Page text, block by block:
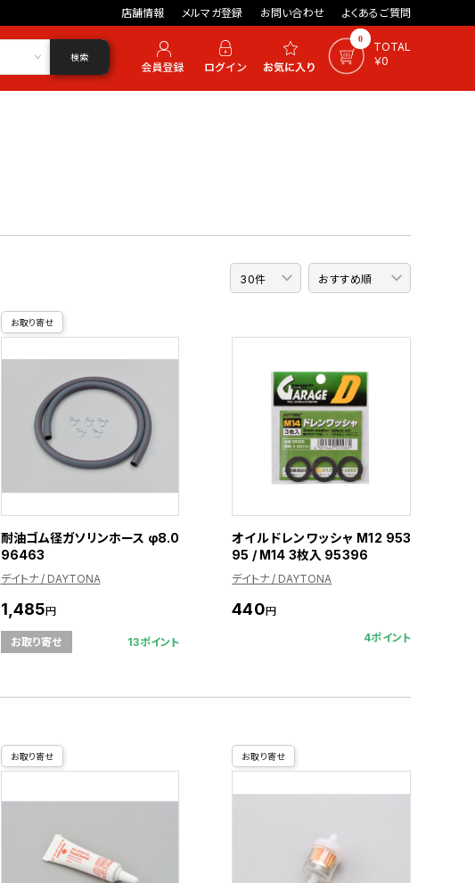
店舗情報 メルマガ登録 お問い合わせ よくあるご質問
0
TOTAL
￥0
検索
お取り寄せ
耐油ゴム径ガソリンホース φ8.0
96463
デイトナ / DAYTONA
1,485円
お取り寄せ 13ポイント
オイルドレンワッシャ M12 953
95 / M14 3枚入 95396
デイトナ / DAYTONA
440円
4ポイント
お取り寄せ お取り寄せ